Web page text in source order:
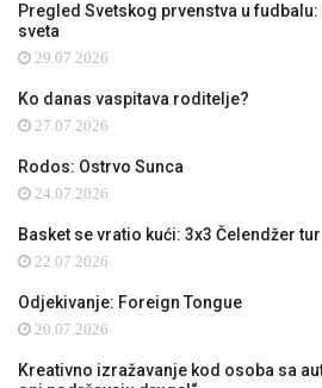
Pregled Svetskog prvenstva u
sveta
29.07.2026
Ko danas vaspitava roditelje?
27.07.2026
Rodos: Ostrvo Sunca
24.07.2026
Basket se vratio kući: 3x3 Čelendžer
22.07.2026
Odjekivanje: Foreign Tongue
20.07.2026
Kreativno izražavanje kod osoba sa